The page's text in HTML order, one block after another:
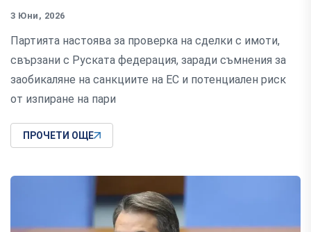
3 Юни, 2026
Партията настоява за проверка на сделки с имоти,
свързани с Руската федерация, заради съмнения за
заобикаляне на санкциите на ЕС и потенциален риск
от изпиране на пари
ПРОЧЕТИ ОЩЕ